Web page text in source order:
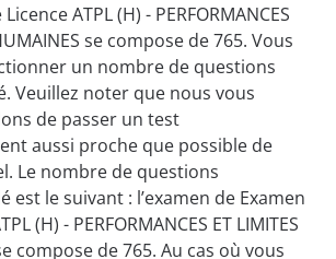
ATPL (H) - PERFORMANCES
se compose de 765. Vous
un nombre de questions
Veuillez noter que nous vous
de passer un test
aussi proche que possible de
Le nombre de questions
est le suivant : l’examen de Examen
(H) - PERFORMANCES ET LIMITES
compose de 765. Au cas où vous